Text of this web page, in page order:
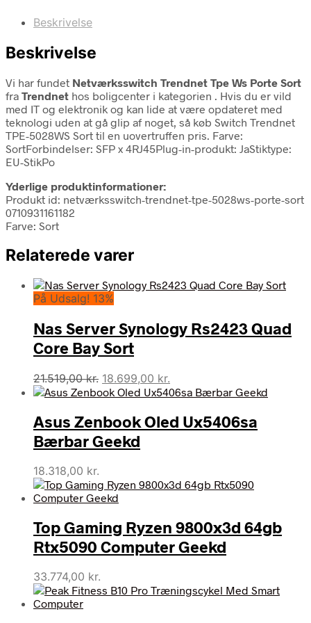
Beskrivelse
Beskrivelse
Vi har fundet Netværksswitch Trendnet Tpe Ws Porte Sort
fra Trendnet hos boligcenter i kategorien . Hvis du er vild
med IT og elektronik og kan lide at være opdateret med
teknologi uden at gå glip af noget, så køb Switch Trendnet
TPE-5028WS Sort til en uovertruffen pris. Farve:
SortForbindelser: SFP x 4RJ45Plug-in-produkt: JaStiktype:
EU-StikPo
Yderlige produktinformationer:
Produkt id: netværksswitch-trendnet-tpe-5028ws-porte-sort
0710931161182
Farve: Sort
Relaterede varer
På Udsalg! 13%
Nas Server Synology Rs2423 Quad
Core Bay Sort
21.519,00kr. Den
oprindelige
var:
21.519,00 kr..
18.699,00 kr.
aktuelle
er:
18.699,00 kr..
Asus Zenbook Oled Ux5406sa
Bærbar Geekd
18.318,00 kr.
Top Gaming Ryzen 9800x3d 64gb
Rtx5090 Computer Geekd
33.774,00 kr.